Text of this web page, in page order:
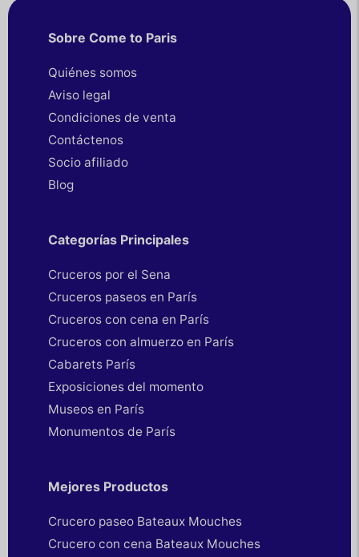
Sobre Come to Paris
Quiénes somos
Aviso legal
Condiciones de venta
Contáctenos
Socio afiliado
Blog
Categorías Principales
Cruceros por el Sena
Cruceros paseos en París
Cruceros con cena en París
Cruceros con almuerzo en París
Cabarets París
Exposiciones del momento
Museos en París
Monumentos de París
Mejores Productos
Crucero paseo Bateaux Mouches
Crucero con cena Bateaux Mouches